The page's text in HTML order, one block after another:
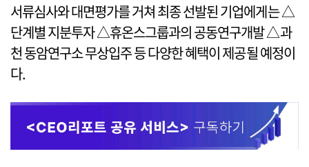
서류심사와 대면평가를 거쳐 최종 선발된 기업에게는 △
단계별 지분투자 △휴온스그룹과의 공동연구개발 △과
천 동암연구소 무상입주 등 다양한 혜택이 제공될 예정이
다.